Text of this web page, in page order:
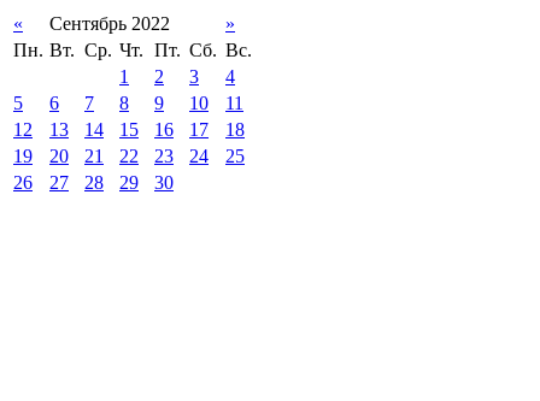
« Сентябрь 2022
»
Пн. Вт. Ср. Чт. Пт. Сб. Вс.
1
2 3
4
5
6 7 8 9 10
11
12
13 14 15 16 17
18
19
20 21 22 23 24
25
26
27 28 29 30